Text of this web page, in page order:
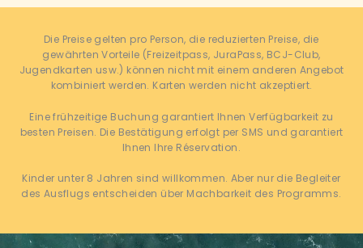
Die Preise gelten pro Person, die reduzierten Preise, die
gewährten Vorteile (Freizeitpass, JuraPass, BCJ-Club,
Jugendkarten usw.) können nicht mit einem anderen Angebot
kombiniert werden. Karten werden nicht akzeptiert.
Eine frühzeitige Buchung garantiert Ihnen Verfügbarkeit zu
besten Preisen. Die Bestätigung erfolgt per SMS und garantiert
Ihnen Ihre Réservation.
Kinder unter 8 Jahren sind willkommen. Aber nur die Begleiter
des Ausflugs entscheiden über Machbarkeit des Programms.